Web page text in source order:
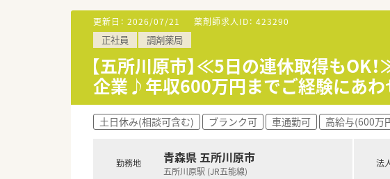
健康に貢献するかかりつけ薬局・かかりつけ薬
≪教育制度充実！≫
独自の研修システムを活用し、効率的かつ効果
その他、カフェテリア研修や社内学術大会など
専門性の高い薬剤師として成長できるよう、大
自己啓発の一環として、約130種類の中から自
更新日： 2026/07/21 薬剤師求人ID： 423290
正社員 調剤薬局
【五所川原市】≪5日の連休取得もOK
企業♪年収600万円までご経験にあわ
土日休み(相談可含む) ブランク可 車通勤可 高給与(600万
勤務地 青森県 五所川原市
五所川原駅 (JR五能線)
法